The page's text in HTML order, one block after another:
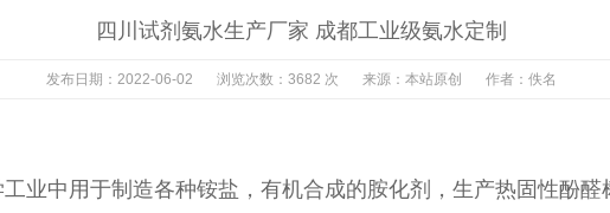
四川试剂氨水生产厂家 成都工业级氨水定制
发布日期：2022-06-02 浏览次数：3682 次 来源：本站原创 作者：佚名
业中用于制造各种铵盐，有机合成的胺化剂，生产热固性酚醛